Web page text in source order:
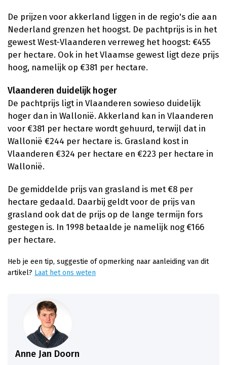
De prijzen voor akkerland liggen in de regio's die aan
Nederland grenzen het hoogst. De pachtprijs is in het
gewest West-Vlaanderen verreweg het hoogst: €455
per hectare. Ook in het Vlaamse gewest ligt deze prijs
hoog, namelijk op €381 per hectare.
Vlaanderen duidelijk hoger
De pachtprijs ligt in Vlaanderen sowieso duidelijk
hoger dan in Wallonië. Akkerland kan in Vlaanderen
voor €381 per hectare wordt gehuurd, terwijl dat in
Wallonië €244 per hectare is. Grasland kost in
Vlaanderen €324 per hectare en €223 per hectare in
Wallonië.
De gemiddelde prijs van grasland is met €8 per
hectare gedaald. Daarbij geldt voor de prijs van
grasland ook dat de prijs op de lange termijn fors
gestegen is. In 1998 betaalde je namelijk nog €166
per hectare.
Heb je een tip, suggestie of opmerking naar aanleiding van dit
artikel? Laat het ons weten
Anne Jan Doorn